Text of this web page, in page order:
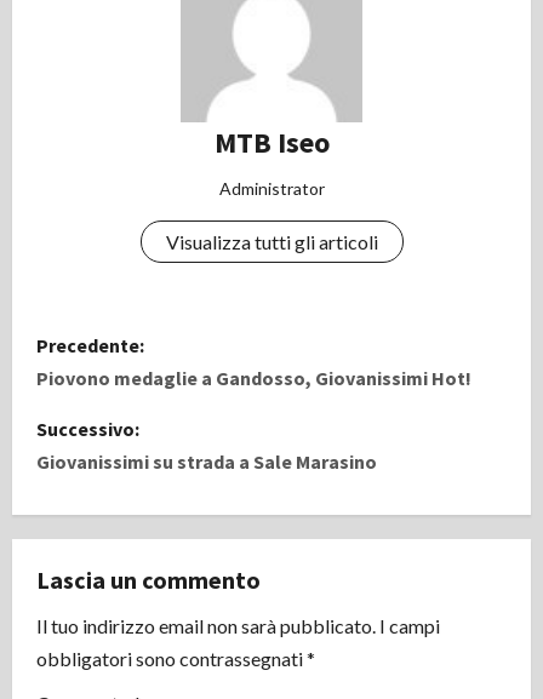
MTB Iseo
Administrator
Visualizza tutti gli articoli
N
a
v
g
a
z
Precedente:
Piovono medaglie a Gandosso, Giovanissimi Hot!
Successivo:
Giovanissimi su strada a Sale Marasino
Lascia un commento
Il tuo indirizzo email non sarà pubblicato. I campi
obbligatori sono contrassegnati*